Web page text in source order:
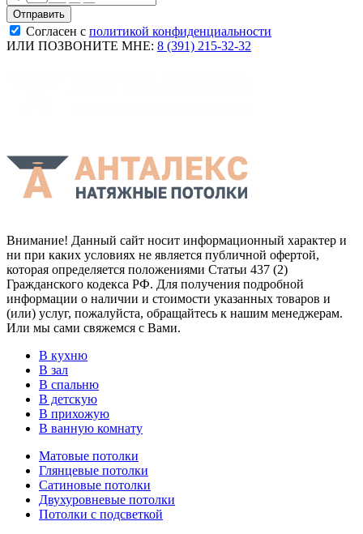
Согласен с политикой конфиденциальности
ИЛИ ПОЗВОНИТЕ МНЕ: 8 (391) 215-32-32
Внимание! Данный сайт носит информационный характер и
ни при каких условиях не является публичной офертой,
которая определяется положениями Статьи 437 (2)
Гражданского кодекса РФ. Для получения подробной
информации о наличии и стоимости указанных товаров и
(или) услуг, пожалуйста, обращайтесь к нашим менеджерам.
Или мы сами свяжемся с Вами.
В кухню
В зал
В спальню
В детскую
В прихожую
В ванную комнату
Матовые потолки
Глянцевые потолки
Сатиновые потолки
Двухуровневые потолки
Потолки с подсветкой